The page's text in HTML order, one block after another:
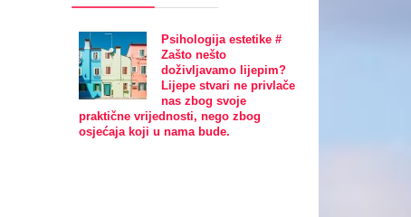
Psihologija estetike #
Zašto nešto
doživljavamo lijepim?
Lijepe stvari ne privlače
nas zbog svoje
praktične vrijednosti, nego zbog
osjećaja koji u nama bude.